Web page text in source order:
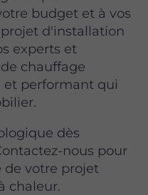
budget et à vos
d'installation
experts et
chauffage
et performant qui
dès
nous pour
de votre projet
chaleur.